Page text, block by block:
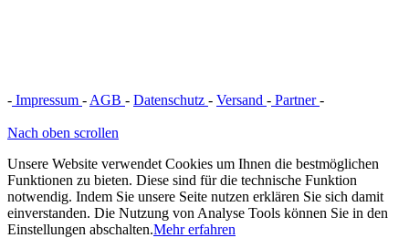
- Impressum - AGB - Datenschutz - Versand - Partner-
Nach oben scrollen
Unsere Website verwendet Cookies um Ihnen die bestmöglichen
Funktionen zu bieten. Diese sind für die technische Funktion
notwendig. Indem Sie unsere Seite nutzen erklären Sie sich damit
einverstanden. Die Nutzung von Analyse Tools können Sie in den
Einstellungen abschalten.Mehr erfahren